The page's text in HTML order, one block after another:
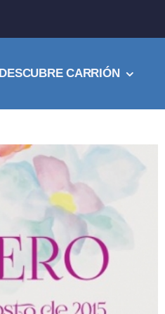
DESCUBRE CARRIÓN